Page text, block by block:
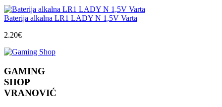
Baterija alkalna LR1 LADY N 1,5V Varta
2.20€
GAMING
SHOP
VRANOVIĆ